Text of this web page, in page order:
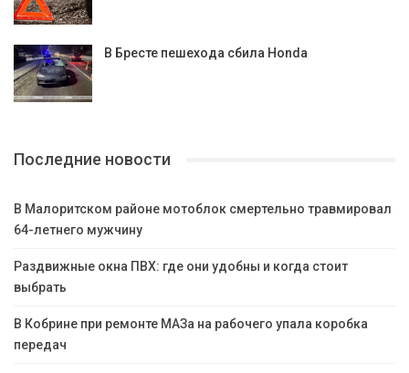
В Бресте пешехода сбила Honda
Последние новости
В Малоритском районе мотоблок смертельно травмировал
64-летнего мужчину
Раздвижные окна ПВХ: где они удобны и когда стоит
выбрать
В Кобрине при ремонте МАЗа на рабочего упала коробка
передач